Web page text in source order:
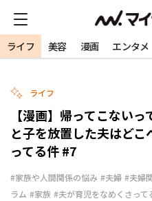
ライフ 美容 漫画 エンタメ
ライフ
【漫画】帰ってこない
と子を放置した夫はど
ってる件 #7
#家族や人間関係の悩み #夫婦 #夫婦
ラム #家族 #夫が育児をなめくさって